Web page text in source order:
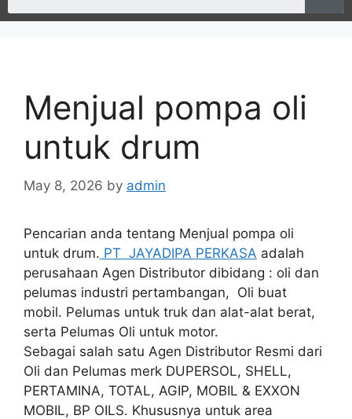
Menjual pompa oli
untuk drum
May 8, 2026 by admin
Pencarian anda tentang Menjual pompa oli
untuk drum. PT JAYADIPA PERKASA adalah
perusahaan Agen Distributor dibidang : oli dan
pelumas industri pertambangan, Oli buat
mobil. Pelumas untuk truk dan alat-alat berat,
serta Pelumas Oli untuk motor.
Sebagai salah satu Agen Distributor Resmi dari
Oli dan Pelumas merk DUPERSOL, SHELL,
PERTAMINA, TOTAL, AGIP, MOBIL & EXXON
MOBIL, BP OILS. Khususnya untuk area